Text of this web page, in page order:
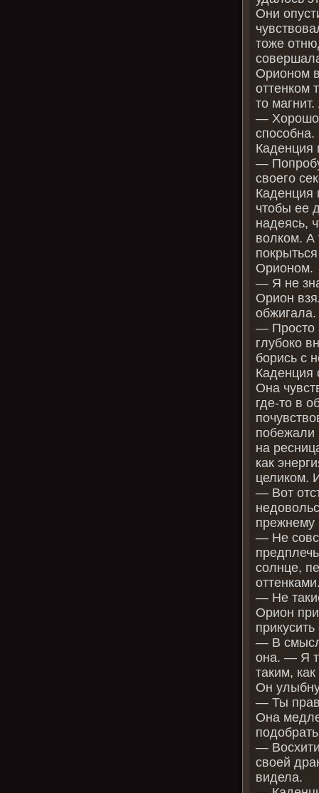
Они
тоже
Орионом
оттенком
то
—
способна.
Каденция
—
своего
Каденция
чтобы ее
надеясь,
волком. А
Орионом.
— Я не
Орион
обжигала.
— Просто
глубоко
борись с
Каденция
Она
где-то в
побежали
на
как
целиком.
— Вот
прежнему
— Не
солнце,
— Не
Орион
— В
она. — Я
таким,
Он
— Ты
Она
—
своей
видела.